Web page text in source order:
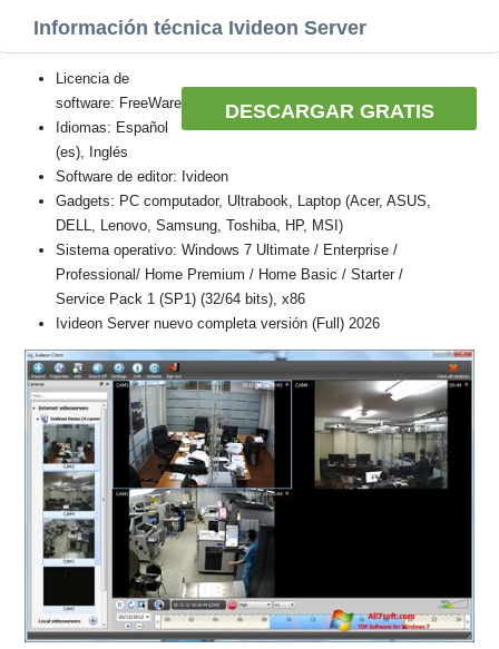
Información técnica Ivideon Server
DESCARGAR GRATIS
Licencia de
software: FreeWare
Idiomas: Español
(es), Inglés
Software de editor: Ivideon
Gadgets: PC computador, Ultrabook, Laptop (Acer, ASUS,
DELL, Lenovo, Samsung, Toshiba, HP, MSI)
Sistema operativo: Windows 7 Ultimate / Enterprise /
Professional/ Home Premium / Home Basic / Starter /
Service Pack 1 (SP1) (32/64 bits), x86
Ivideon Server nuevo completa versión (Full) 2026